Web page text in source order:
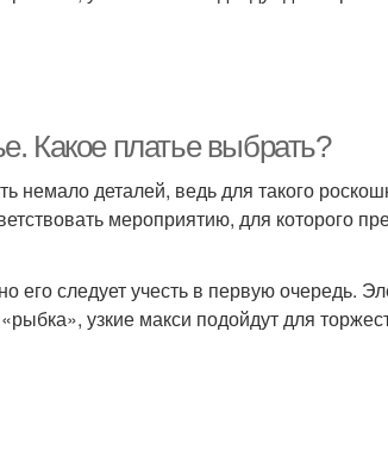
Какое платье выбрать?
немало деталей, ведь для такого
мероприятию, для которого
его следует учесть в первую очередь.
узкие макси подойдут для